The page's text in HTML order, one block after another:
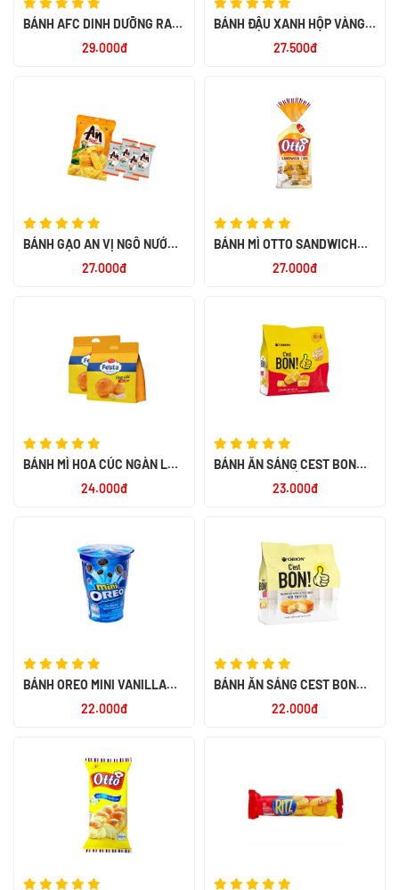
BÁNH AFC DINH DƯỠNG RAU
29.000đ
BÁNH ĐẬU XANH HỘP VÀNG
27.500đ
BÁNH GẠO AN VỊ NGÔ NƯỚNG
27.000đ
BÁNH MÌ OTTO SANDWICH
27.000đ
BÁNH MÌ HOA CÚC NGÀN LỚP
24.000đ
BÁNH ĂN SÁNG CEST BON
23.000đ
BÁNH OREO MINI VANILLA
22.000đ
BÁNH ĂN SÁNG C`EST BON
22.000đ